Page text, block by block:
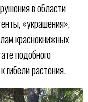
в области
«украшения»,
краснокнижных
подобного
гибели растения.